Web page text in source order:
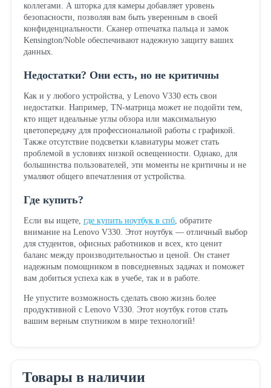
коллегами. А шторка для камеры добавляет уровень
безопасности, позволяя вам быть уверенным в своей
конфиденциальности. Сканер отпечатка пальца и замок
Kensington/Noble обеспечивают надежную защиту ваших
данных.
Недостатки? Они есть, но не критичны
Как и у любого устройства, у Lenovo V330 есть свои
недостатки. Например, TN-матрица может не подойти тем,
кто ищет идеальные углы обзора или максимальную
цветопередачу для профессиональной работы с графикой.
Также отсутствие подсветки клавиатуры может стать
проблемой в условиях низкой освещенности. Однако, для
большинства пользователей, эти моменты не критичны и не
умаляют общего впечатления от устройства.
Где купить?
Если вы ищете, где купить ноутбук в спб, обратите
внимание на Lenovo V330. Этот ноутбук — отличный выбор
для студентов, офисных работников и всех, кто ценит
баланс между производительностью и ценой. Он станет
надежным помощником в повседневных задачах и поможет
вам добиться успеха как в учебе, так и в работе.
Не упустите возможность сделать свою жизнь более
продуктивной с Lenovo V330. Этот ноутбук готов стать
вашим верным спутником в мире технологий!
Товары в наличии